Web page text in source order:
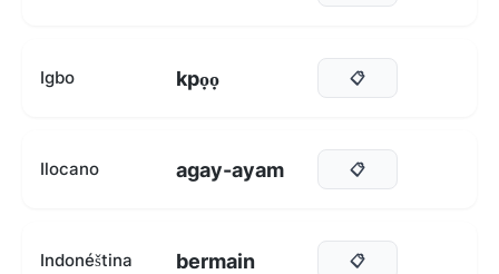
Igbo kpọọ 📋
Ilocano agay-ayam 📋
Indonéština bermain 📋